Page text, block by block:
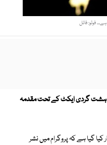
فوٹو: فائل
اور 3صحافیوں کیخلاف انسداد دہشت گردی ایکٹ کے تحت مقدمہ
گیا ہے کہ پروگرام میں نشر